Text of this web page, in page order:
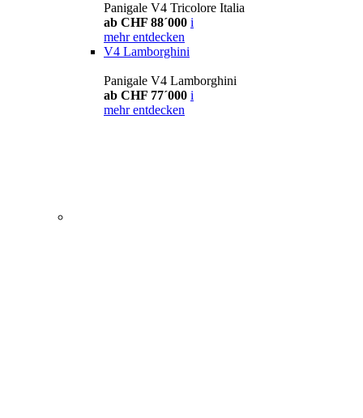
Panigale V4 Tricolore Italia
ab CHF 88´000 i
mehr entdecken
V4 Lamborghini
Panigale V4 Lamborghini
ab CHF 77´000 i
mehr entdecken